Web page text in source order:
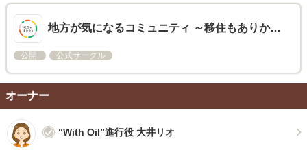
地方が気になるコミュニティ ～移住もありか…
公開 公式サークル
オーナー
“With Oil”進行役 大井リオ